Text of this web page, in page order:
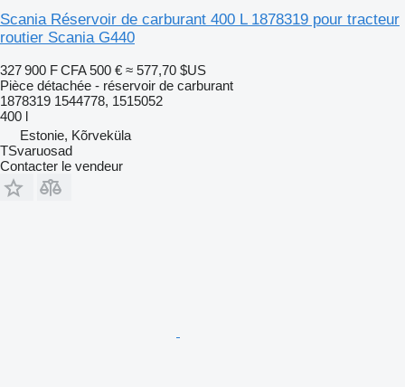
Scania Réservoir de carburant 400 L 1878319 pour tracteur
routier Scania G440
327 900 F CFA 500 € ≈ 577,70 $US
Pièce détachée - réservoir de carburant
1878319 1544778, 1515052
400 l
Estonie, Kõrveküla
TSvaruosad
Contacter le vendeur